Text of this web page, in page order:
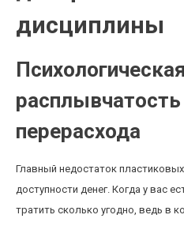
дисциплины
Психологическая
расплывчатость
перерасхода
Главный недостаток
доступности денег. Когда у вас
тратить сколько угодно, ведь в